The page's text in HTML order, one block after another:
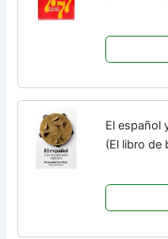
El español
(El libro de